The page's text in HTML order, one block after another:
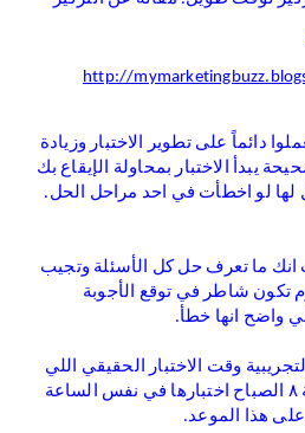
http://
دائماً على تطوير الاختبار وزيادة
يبدأ الاختبار بمحاولة الإيقاع بك
لو اخطأت في احد مراحل الحل.
انك ما تعرف حل كل الأسئلة وتجيب
تكون شاطر في توقع الأجوبة
واضح انها خطأ.
وقت الاختبار الحقيقي اللي
ناوي تأخذه. لو كان الساعة ٨ الصباح اختبارها في نفس الساعة
هذا الموعد.